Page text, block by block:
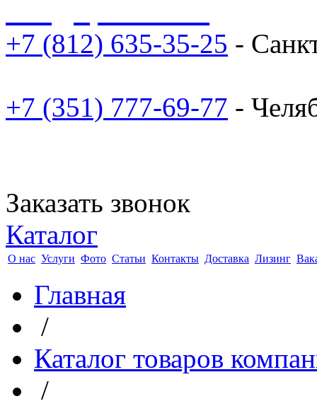
+7 (812) 635-35-25 -
+7 (351) 777-69-77 -
Заказать звонок
Каталог
О нас Услуги Фото Статьи Контакты Доставка Лизинг
Главная
/
Каталог товаров
/